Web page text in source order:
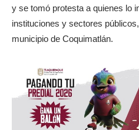
y se tomó protesta a quienes lo
instituciones y sectores
municipio de Coquimatlán.